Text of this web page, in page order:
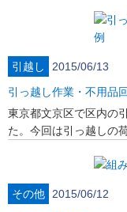
引越し
2015/06/13
引っ越し作業・不用品
東京都文京区で区内の
た。今回は引っ越しの
その他
2015/06/12